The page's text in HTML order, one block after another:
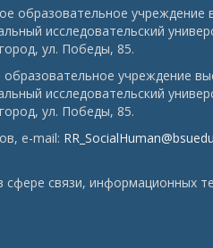
образовательное учреждение
исследовательский
ул. Победы, 85.
учреждение
исследовательский
ул. Победы, 85.
e-mail:
связи, информационных